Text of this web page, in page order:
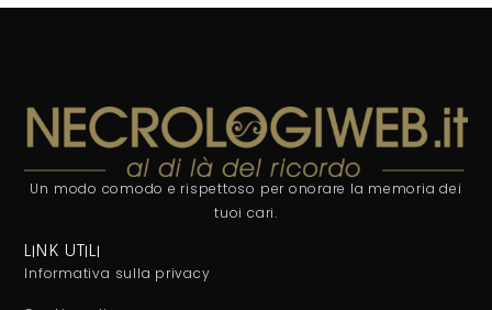
Un modo comodo e rispettoso per onorare la memoria dei
tuoi cari.
LINK UTILI
Informativa sulla privacy